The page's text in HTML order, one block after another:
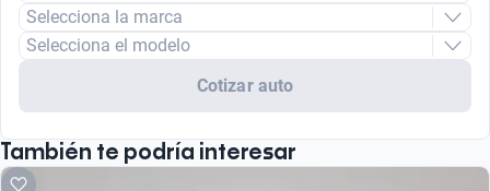
Selecciona la marca
Selecciona el modelo
Cotizar auto
También te podría interesar